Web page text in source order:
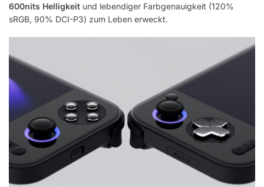
600nits Helligkeit und lebendiger Farbgenauigkeit (120%
sRGB, 90% DCI-P3) zum Leben erweckt.